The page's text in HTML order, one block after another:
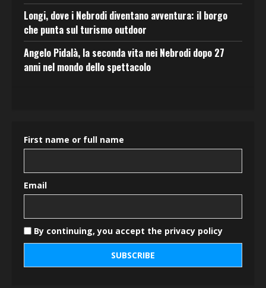
Longi, dove i Nebrodi diventano avventura: il borgo
che punta sul turismo outdoor
Angelo Pidalà, la seconda vita nei Nebrodi dopo 27
anni nel mondo dello spettacolo
First name or full name
Email
By continuing, you accept the privacy policy